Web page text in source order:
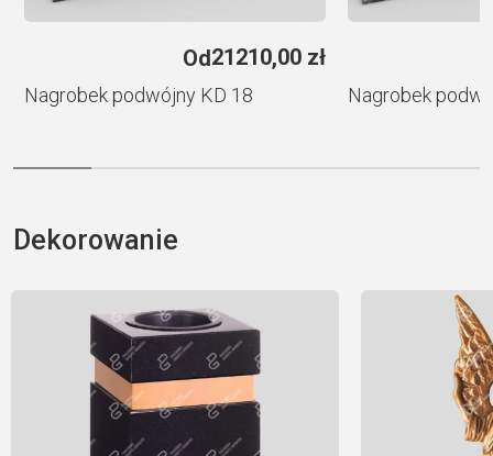
Od21210,00 zł
Nagrobek podwójny KD 18 Nagrobek
Dekorowanie